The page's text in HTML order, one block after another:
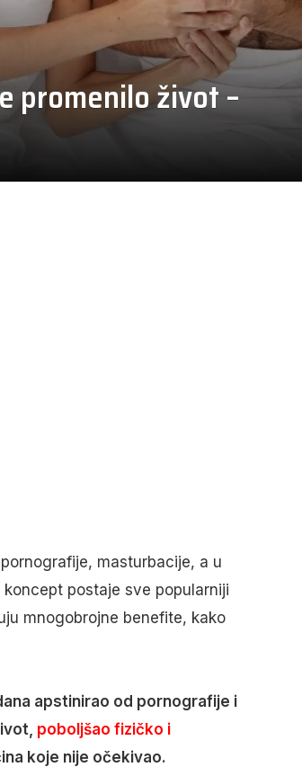
promenilo život –
masturbacije, a u
postaje sve popularniji
mnogobrojne benefite, kako
apstinirao od pornografije i
poboljšao fizičko i
koje nije očekivao.